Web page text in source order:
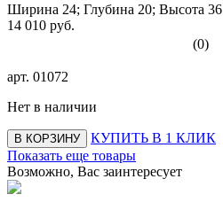
Ширина 24; Глубина 20; Высота 36
14 010 руб.
(0)
арт. 01072
Нет в наличии
В КОРЗИНУ
КУПИТЬ В 1 КЛИК
Показать еще товары
Возможно, Вас заинтересует